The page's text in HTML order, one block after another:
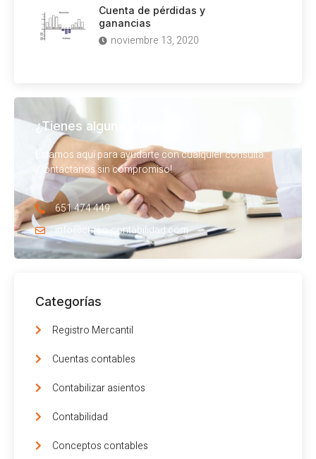
Cuenta de pérdidas y
ganancias
noviembre 13, 2020
¿Tienes alguna pregunta?
Estamos aquí para ayudarte con cualquier consulta.
¡Contáctanos sin compromiso!
651 474 449
info@curso-contabilidad.com
Categorías
Registro Mercantil
Cuentas contables
Contabilizar asientos
Contabilidad
Conceptos contables